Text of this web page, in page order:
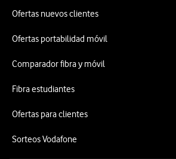
Ofertas nuevos clientes
Ofertas portabilidad móvil
Comparador fibra y móvil
Fibra estudiantes
Ofertas para clientes
Sorteos Vodafone